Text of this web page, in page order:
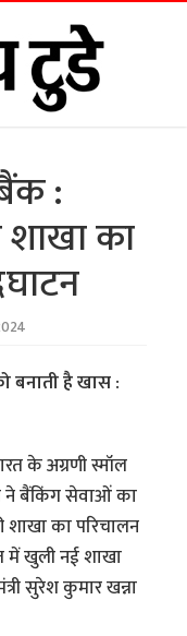
:
का
बनाती है खास :
के अग्रणी स्मॉल
बैंकिंग सेवाओं का
का परिचालन
में खुली नई शाखा
सुरेश कुमार खन्ना